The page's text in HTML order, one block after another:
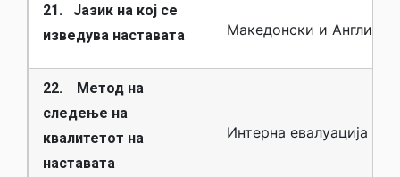
21. Јазик на кој се
изведува наставата
Македонски и Англиски
22. Метод на
следење на
квалитетот на
наставата
Интерна евалуација и